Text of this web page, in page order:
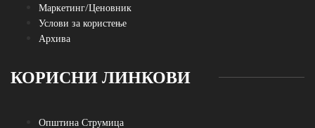
Маркетинг/Ценовник
Услови за користење
Архива
КОРИСНИ ЛИНКОВИ
Општина Струмица